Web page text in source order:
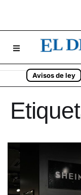
Avisos de ley